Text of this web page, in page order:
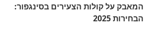
המאבק על קולות הצעירים בסינגפור:
הבחירות 2025